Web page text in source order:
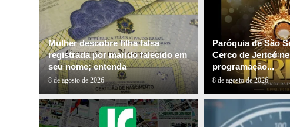
Mulher descobre filha falsa
registrada por marido falecido em
seu nome; entenda
8 de agosto de 2026
Paróquia de São
Cerco de Jericó
programação...
8 de agosto de 2026